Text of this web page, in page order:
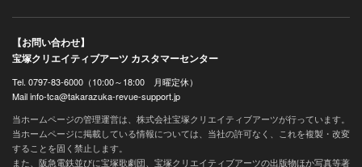
【お問い合わせ】
宝塚クリエイティブアーツ カスタマーセンター
Tel. 0797-83-6000（10:00～18:00 月曜定休）
Mail info-tca@takarazuka-revue-support.jp
当ホームページの管理運営は、株式会社宝塚クリエイティブアーツが行っています。
当ホームページに掲載している情報については、当社の許可なく、これを複製・改変
することを固く禁止します。
また、阪急電鉄並びに宝塚歌劇団、宝塚クリエイティブアーツの出版物ほか写真等著